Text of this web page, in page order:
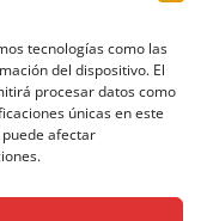
tecnologías como las
del dispositivo. El
procesar datos como
únicas en este
afectar
|